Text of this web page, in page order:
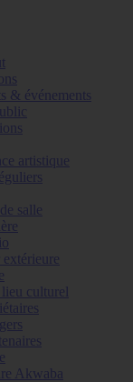
& événements
artistique
salle
culturel
Akwaba